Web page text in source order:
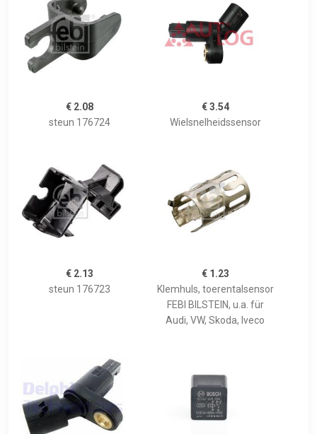
€ 2.08
steun 176724
€ 3.54
Wielsnelheidssensor
€ 2.13
steun 176723
€ 1.23
Klemhuls, toerentalsensor
FEBI BILSTEIN, u.a. für
Audi, VW, Skoda, Iveco